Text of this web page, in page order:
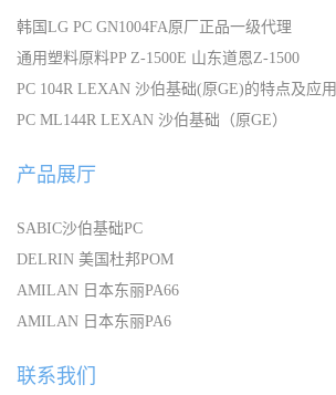
韩国LG PC GN1004FA原厂正品一级代理
通用塑料原料PP Z-1500E 山东道恩Z-1500
PC 104R LEXAN 沙伯基础(原GE)的特点及应用
PC ML144R LEXAN 沙伯基础（原GE）
产品展厅
SABIC沙伯基础PC
DELRIN 美国杜邦POM
AMILAN 日本东丽PA66
AMILAN 日本东丽PA6
联系我们